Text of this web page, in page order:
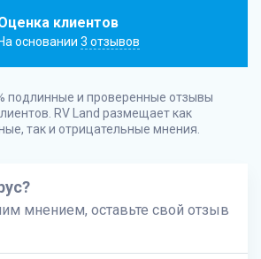
клиентов
На основании 3 отзывов
подлинные и проверенные отзывы
RV Land размещает как
так и отрицательные мнения.
мнением, оставьте свой отзыв